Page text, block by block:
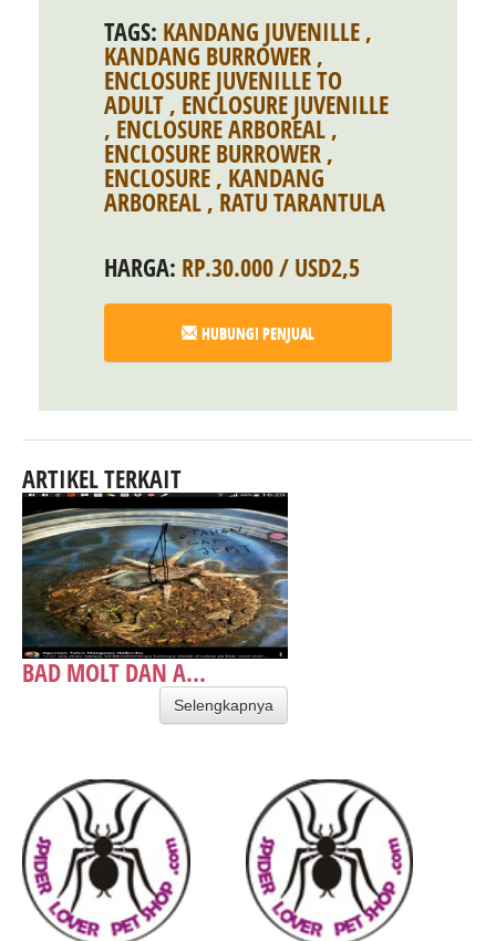
TAGS: KANDANG JUVENILLE ,
KANDANG BURROWER ,
ENCLOSURE JUVENILLE TO
ADULT , ENCLOSURE JUVENILLE
, ENCLOSURE ARBOREAL ,
ENCLOSURE BURROWER ,
ENCLOSURE , KANDANG
ARBOREAL , RATU TARANTULA
HARGA: RP.30.000 / USD2,5
HUBUNGI PENJUAL
ARTIKEL TERKAIT
BAD MOLT DAN A...
Selengkapnya